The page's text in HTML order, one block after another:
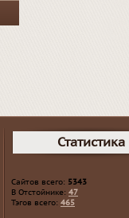
Статистика
Сайтов всего: 5343
В Отстойнике: 47
Тэгов всего: 465